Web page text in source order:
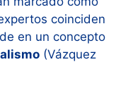
coinciden
en un concepto
(Vázquez